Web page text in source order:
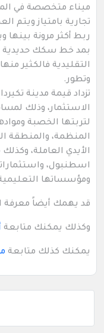
ميناء متخصصة في
تجارية بامتياز ويتم
ربط أكثر مرونة بينها
بمد خط سكك حديدية
التقليدية فالكثير
وتطور.
تزداد قيمة مدينة
الاستثمار، وذلك
المنظمة، والمنطقة
الأيدي العاملة،
اسطنبول،
ومؤسساتها
قد يهمك أيضاً معرفة
وكذلك يمكنك متابعة
يمكنك كذلك متابعة